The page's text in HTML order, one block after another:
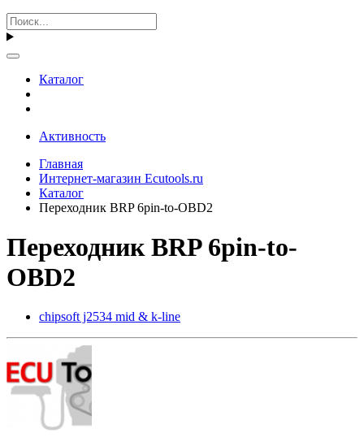
Каталог
Активность
Главная
Интернет-магазин Ecutools.ru
Каталог
Переходник BRP 6pin-to-OBD2
Переходник BRP 6pin-to-
OBD2
chipsoft j2534 mid & k-line